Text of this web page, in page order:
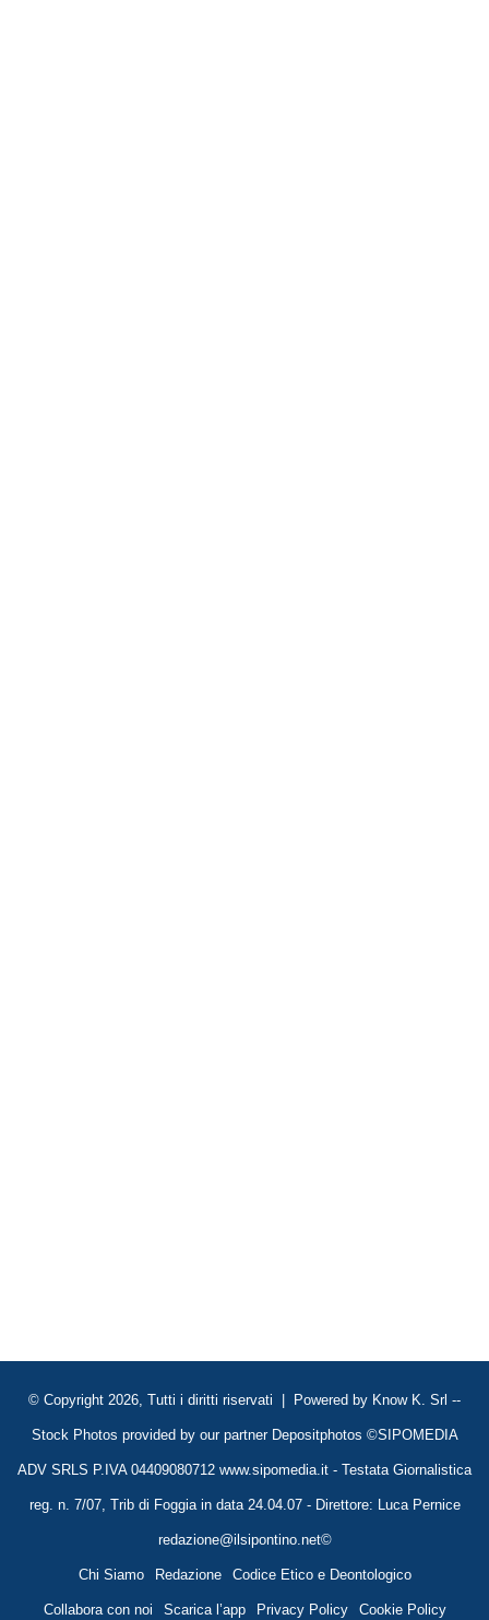
© Copyright 2026, Tutti i diritti riservati | Powered by Know K. Srl --
Stock Photos provided by our partner Depositphotos ©SIPOMEDIA
ADV SRLS P.IVA 04409080712 www.sipomedia.it - Testata Giornalistica
reg. n. 7/07, Trib di Foggia in data 24.04.07 - Direttore: Luca Pernice
redazione@ilsipontino.net©
Chi Siamo Redazione Codice Etico e Deontologico
Collabora con noi Scarica l’app Privacy Policy Cookie Policy